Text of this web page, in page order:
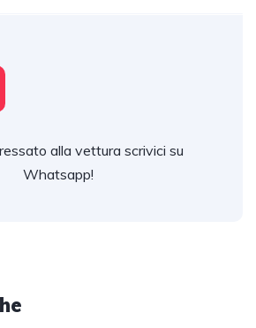
alla vettura scrivici su
Whatsapp!